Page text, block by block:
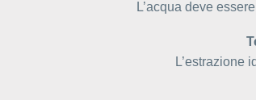
L’acqua deve
L’estrazione